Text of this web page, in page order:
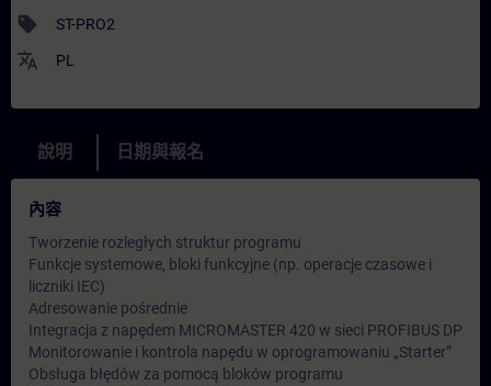
sell ST-PRO2
translate PL
說明 日期與報名
內容
Tworzenie rozległych struktur programu
Funkcje systemowe, bloki funkcyjne (np. operacje czasowe i
liczniki IEC)
Adresowanie pośrednie
Integracja z napędem MICROMASTER 420 w sieci PROFIBUS DP
Monitorowanie i kontrola napędu w oprogramowaniu „Starter”
Obsługa błędów za pomocą bloków programu